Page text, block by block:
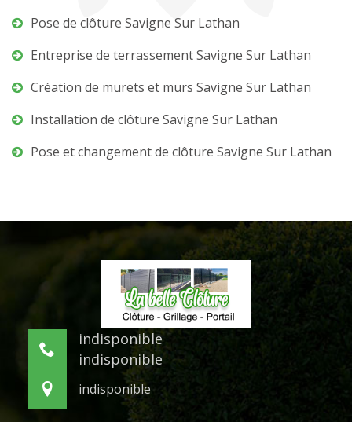
Pose de clôture Savigne Sur Lathan
Entreprise de terrassement Savigne Sur Lathan
Création de murets et murs Savigne Sur Lathan
Installation de clôture Savigne Sur Lathan
Pose et changement de clôture Savigne Sur Lathan
indisponible
indisponible
indisponible